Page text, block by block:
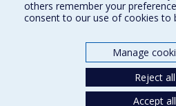
others remember your
consent to our use of cookies to
Manage
Reject all
Accept all